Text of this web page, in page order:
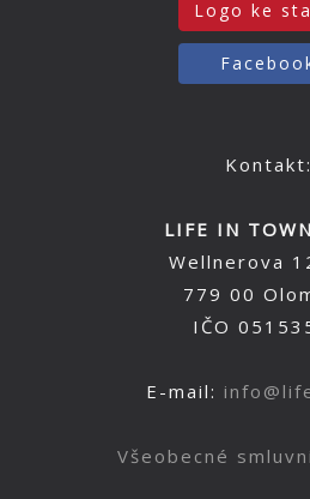
Logo ke
Kontakt:
LIFE IN TOWN
Wellnerova
779 00
IČO
E-mail:
Všeobecné